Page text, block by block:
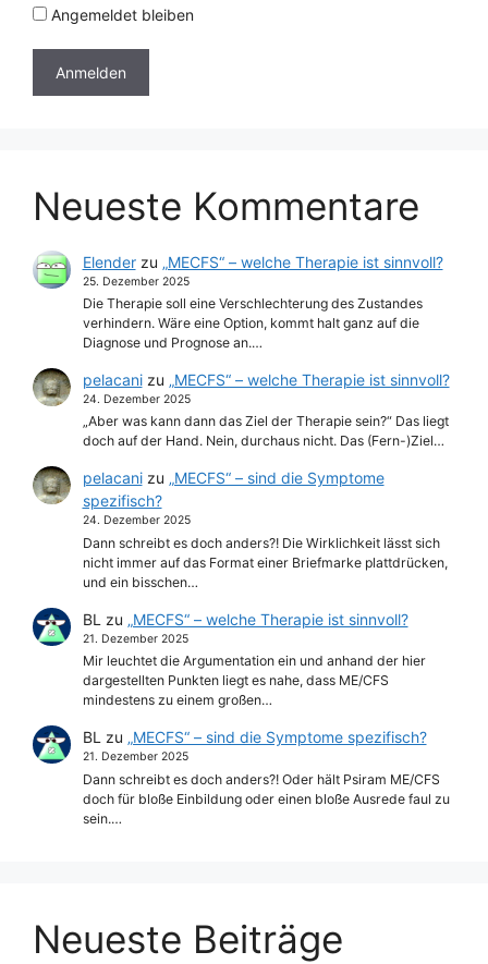
Angemeldet bleiben
Neueste Kommentare
Elenderzu „MECFS“ – welche Therapie ist sinnvoll?
25. Dezember 2025
Die Therapie soll eine Verschlechterung des Zustandes
verhindern. Wäre eine Option, kommt halt ganz auf die
Diagnose und Prognose an.…
pelacanizu „MECFS“ – welche Therapie ist sinnvoll?
24. Dezember 2025
„Aber was kann dann das Ziel der Therapie sein?“ Das liegt
doch auf der Hand. Nein, durchaus nicht. Das (Fern-)Ziel…
pelacanizu „MECFS“ – sind die Symptome
spezifisch?
24. Dezember 2025
Dann schreibt es doch anders?! Die Wirklichkeit lässt sich
nicht immer auf das Format einer Briefmarke plattdrücken,
und ein bisschen…
BL zu „MECFS“ – welche Therapie ist sinnvoll?
21. Dezember 2025
Mir leuchtet die Argumentation ein und anhand der hier
dargestellten Punkten liegt es nahe, dass ME/CFS
mindestens zu einem großen…
BL zu „MECFS“ – sind die Symptome spezifisch?
21. Dezember 2025
Dann schreibt es doch anders?! Oder hält Psiram ME/CFS
doch für bloße Einbildung oder einen bloße Ausrede faul zu
sein.…
Neueste Beiträge